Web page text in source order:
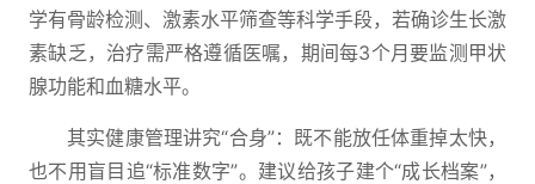
学有骨龄检测、激素水平筛查等科学手段，若确诊生长激
素缺乏，治疗需严格遵循医嘱，期间每3个月要监测甲状
腺功能和血糖水平。
其实健康管理讲究“合身”：既不能放任体重掉太快，
也不用盲目追“标准数字”。建议给孩子建个“成长档案”，